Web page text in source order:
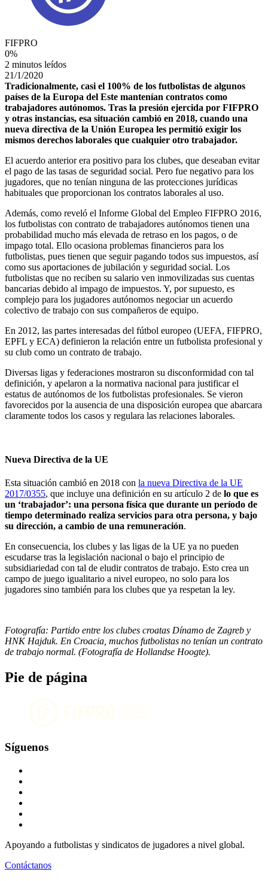
FIFPRO
0%
2 minutos leídos
21/1/2020
Tradicionalmente, casi el 100% de los futbolistas de algunos
países de la Europa del Este mantenían contratos como
trabajadores autónomos. Tras la presión ejercida por FIFPRO
y otras instancias, esa situación cambió en 2018, cuando una
nueva directiva de la Unión Europea les permitió exigir los
mismos derechos laborales que cualquier otro trabajador.
El acuerdo anterior era positivo para los clubes, que deseaban evitar
el pago de las tasas de seguridad social. Pero fue negativo para los
jugadores, que no tenían ninguna de las protecciones jurídicas
habituales que proporcionan los contratos laborales al uso.
Además, como reveló el Informe Global del Empleo FIFPRO 2016,
los futbolistas con contrato de trabajadores autónomos tienen una
probabilidad mucho más elevada de retraso en los pagos, o de
impago total. Ello ocasiona problemas financieros para los
futbolistas, pues tienen que seguir pagando todos sus impuestos, así
como sus aportaciones de jubilación y seguridad social. Los
futbolistas que no reciben su salario ven inmovilizadas sus cuentas
bancarias debido al impago de impuestos. Y, por supuesto, es
complejo para los jugadores autónomos negociar un acuerdo
colectivo de trabajo con sus compañeros de equipo.
En 2012, las partes interesadas del fútbol europeo (UEFA, FIFPRO,
EPFL y ECA) definieron la relación entre un futbolista profesional y
su club como un contrato de trabajo.
Diversas ligas y federaciones mostraron su disconformidad con tal
definición, y apelaron a la normativa nacional para justificar el
estatus de autónomos de los futbolistas profesionales. Se vieron
favorecidos por la ausencia de una disposición europea que abarcara
claramente todos los casos y regulara las relaciones laborales.
Nueva Directiva de la UE
Esta situación cambió en 2018 con la nueva Directiva de la UE
2017/0355, que incluye una definición en su artículo 2 de lo que es
un ‘trabajador’: una persona física que durante un período de
tiempo determinado realiza servicios para otra persona, y bajo
su dirección, a cambio de una remuneración.
En consecuencia, los clubes y las ligas de la UE ya no pueden
escudarse tras la legislación nacional o bajo el principio de
subsidiariedad con tal de eludir contratos de trabajo. Esto crea un
campo de juego igualitario a nivel europeo, no solo para los
jugadores sino también para los clubes que ya respetan la ley.
Fotografía: Partido entre los clubes croatas Dínamo de Zagreb y
HNK Hajduk. En Croacia, muchos futbolistas no tenían un contrato
de trabajo normal. (Fotografía de Hollandse Hoogte).
Pie de página
Síguenos
Apoyando a futbolistas y sindicatos de jugadores a nivel global.
Contáctanos